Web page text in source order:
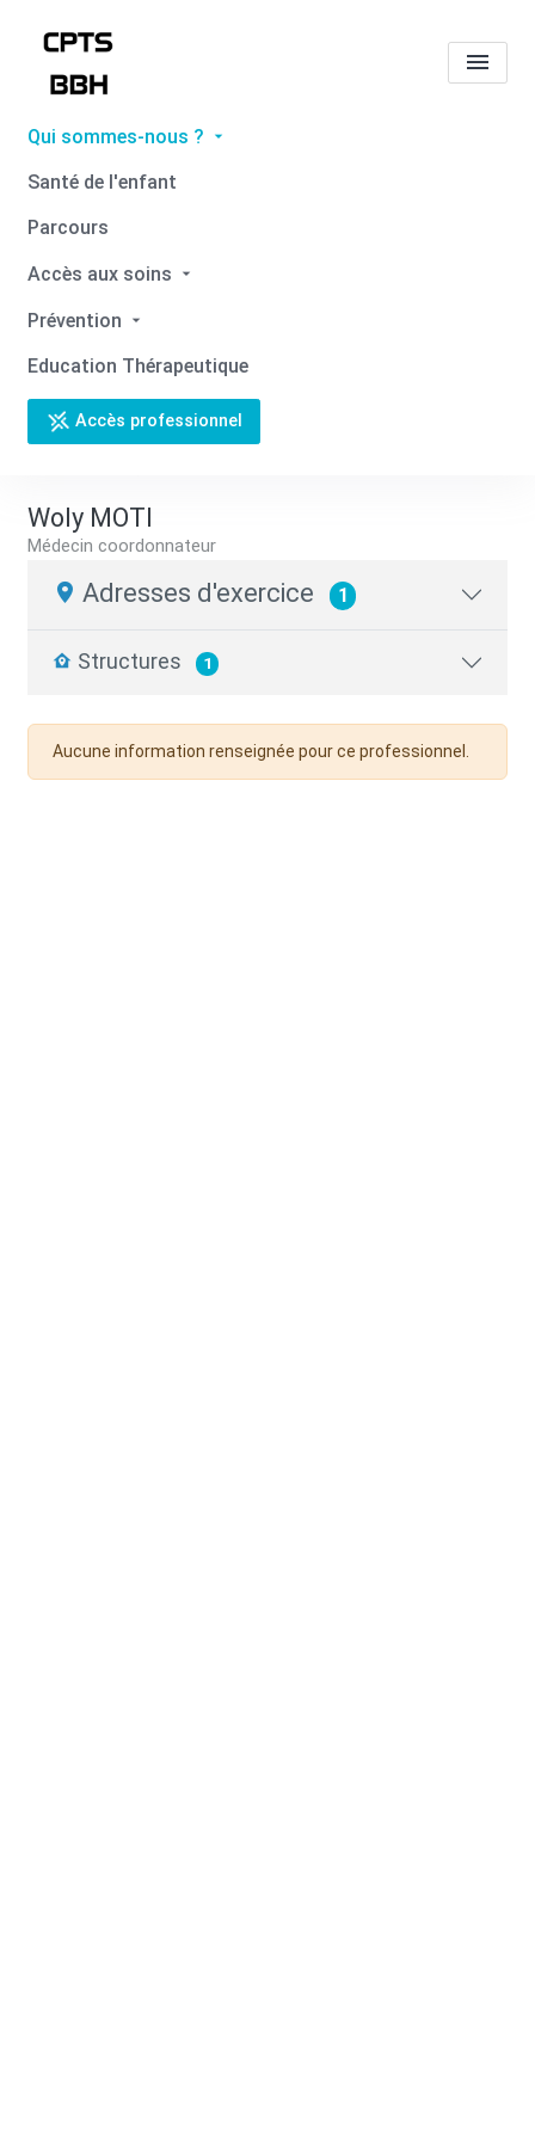
Qui sommes-nous ?
Santé de l'enfant
Parcours
Accès aux soins
Prévention
Education Thérapeutique
Accès professionnel
Tous les professionnels de
Accueil
Woly MOTI
Médecin coordonnateur
Adresses d'exercice 1
Structures 1
Aucune information renseignée pour ce professionnel.